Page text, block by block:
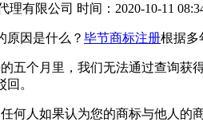
有限公司 时间：2020-10-11
原因是什么？ 毕节商标注册根据多
个月里，我们无法通过查询获
。
人如果认为您的商标与他人